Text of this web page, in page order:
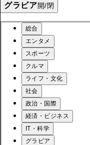
グラビア開/閉
総合
エンタメ
スポーツ
クルマ
ライフ・文化
社会
政治・国際
経済・ビジネス
IT・科学
グラビア